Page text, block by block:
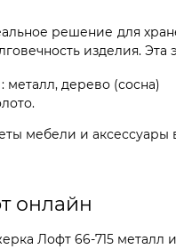
решение для
изделия.
металл, дерево (сосна)
мебели и аксессуары
онлайн
Лофт 66-715 металл